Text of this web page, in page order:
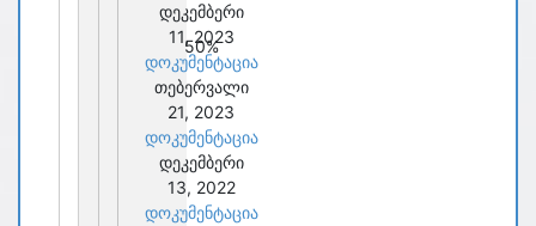
50%
დეკემბერი
11, 2023
დოკუმენტაცია
თებერვალი
21, 2023
დოკუმენტაცია
დეკემბერი
13, 2022
დოკუმენტაცია